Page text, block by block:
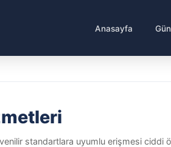
Anasayfa
standartlara uyumlu erişmesi ciddi